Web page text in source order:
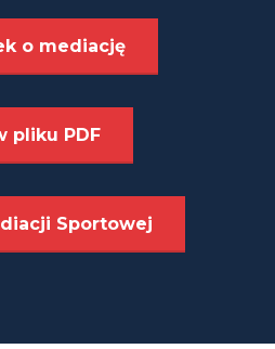
o mediację
pliku PDF
Sportowej